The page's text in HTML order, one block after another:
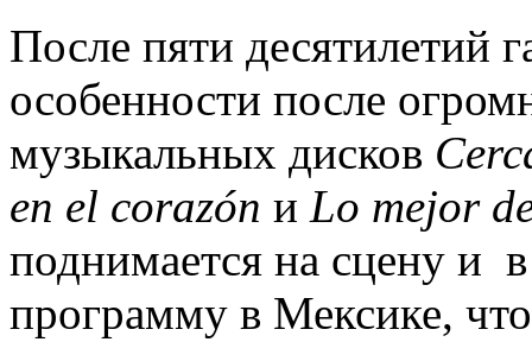
После пяти десятилетий
особенности после
музыкальных дисков
en el corazón и Lo mejor
поднимается на сцену и
программу в Мексике,